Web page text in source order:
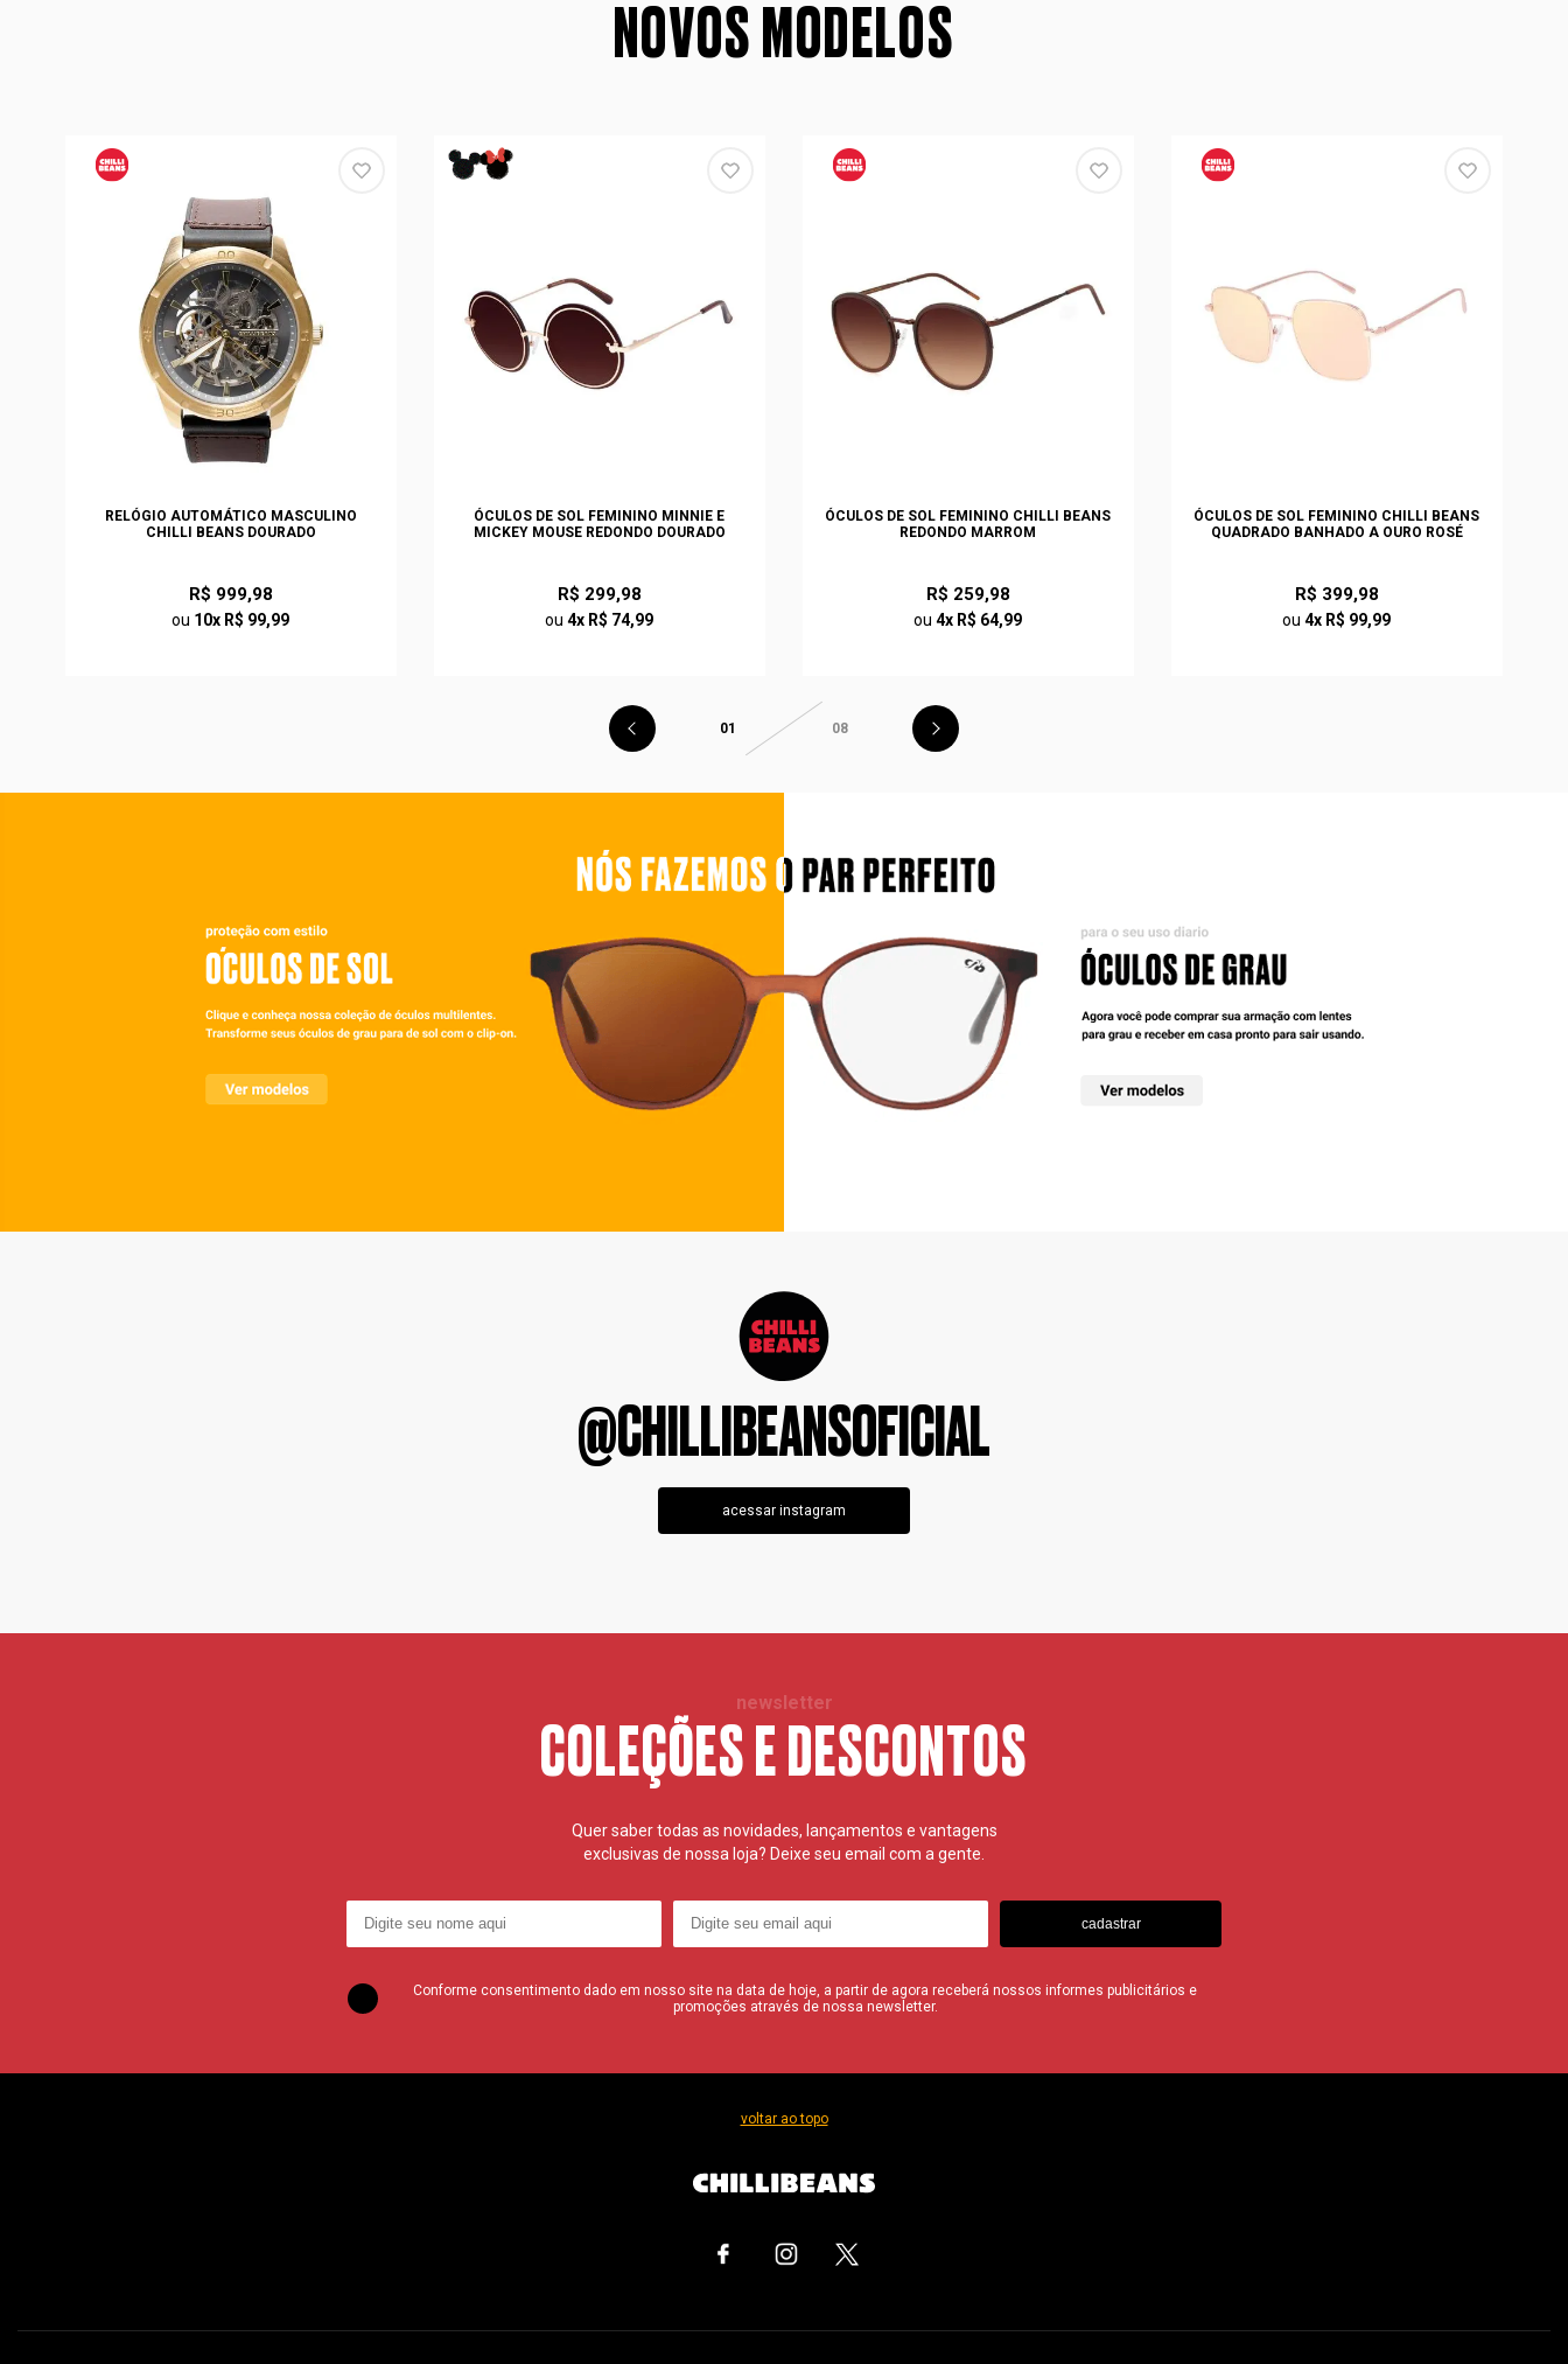
NOVOS MODELOS
RELÓGIO AUTOMÁTICO MASCULINO
CHILLI BEANS DOURADO
R$ 999,98
ou 10x R$ 99,99
ÓCULOS DE SOL FEMININO MINNIE E
MICKEY MOUSE REDONDO DOURADO
R$ 299,98
ou4x R$ 74,99
ÓCULOS DE SOL FEMININO CHILLI BEANS
REDONDO MARROM
R$ 259,98
ou4x R$ 64,99
ÓCULOS DE SOL FEMININO CHILLI BEANS
QUADRADO BANHADO A OURO ROSÉ
R$ 399,98
ou4x R$ 99,99
01 08
@CHILLIBEANSOFICIAL
acessar instagram
newsletter
COLEÇÕES E DESCONTOS
Quer saber todas as novidades, lançamentos e vantagens
exclusivas de nossa loja? Deixe seu email com a gente.
cadastrar
Conforme consentimento dado em nosso site na data de hoje, a partir de agora receberá nossos informes publicitários e
promoções através de nossa newsletter.
voltar ao topo